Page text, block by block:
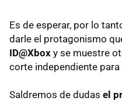
Es de esperar, por lo
darle el protagonismo
ID@Xbox y se muestre
corte independiente para
Saldremos de dudas el